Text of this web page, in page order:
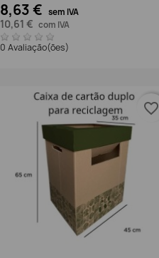
8,63 € sem IVA
10,61 € com IVA
0 Avaliação(ões)
favorite_border